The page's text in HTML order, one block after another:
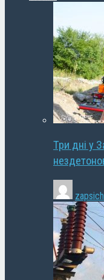
Три дні у
zapsich